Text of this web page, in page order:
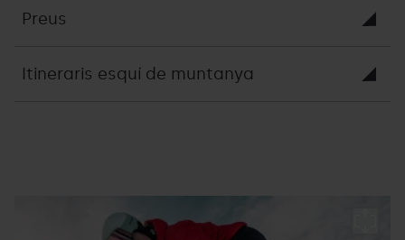
Preus
Itineraris esquí de muntanya